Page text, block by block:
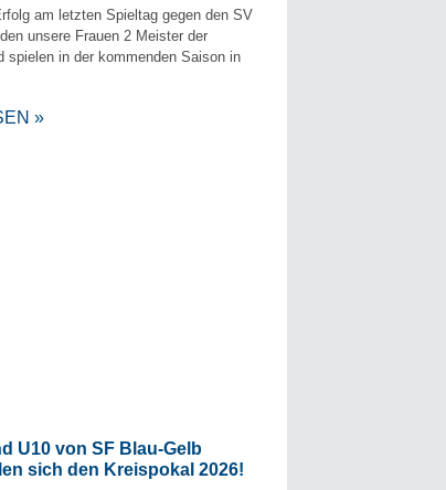
am letzten Spieltag gegen den SV
unsere Frauen 2 Meister der
spielen in der kommenden Saison in
»
U10 von SF Blau-Gelb
sich den Kreispokal 2026!